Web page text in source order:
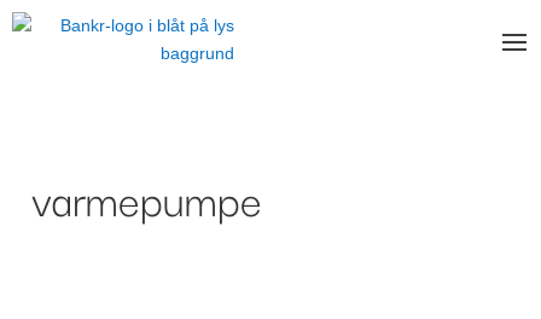
varmepumpe